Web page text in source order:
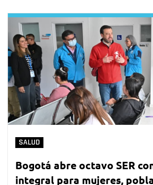
SALUD
Bogotá abre octavo SER
integral para mujeres,